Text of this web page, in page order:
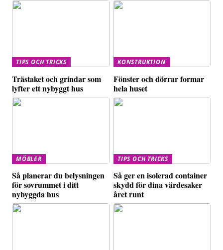
TIPS OCH TRICKS
Trästaket och grindar som
lyfter ett nybyggt hus
KONSTRUKTION
Fönster och dörrar formar
hela huset
MÖBLER
Så planerar du belysningen
för sovrummet i ditt
nybyggda hus
TIPS OCH TRICKS
Så ger en isolerad container
skydd för dina värdesaker
året runt